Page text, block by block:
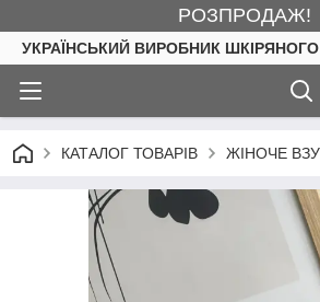
РОЗПРОДАЖ!
УКРАЇНСЬКИЙ ВИРОБНИК ШКІРЯНОГО
КАТАЛОГ ТОВАРІВ ЖІНОЧЕ